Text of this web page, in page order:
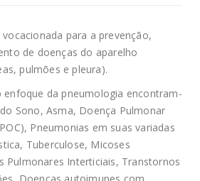
para a prevenção,
de doenças do aparelho
pulmões e pleura).
enfoque da pneumologia encontram-
Sono, Asma, Doença Pulmonar
Pneumonias em suas variadas
Tuberculose, Micoses
Pulmonares Interticiais, Transtornos